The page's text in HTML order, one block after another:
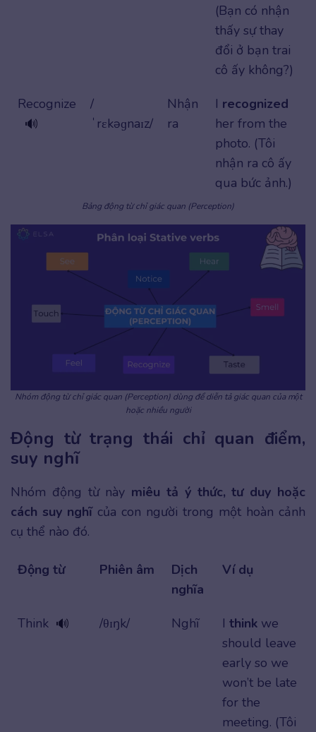
(Bạn có nhận
thấy sự thay
đổi ở bạn trai
cô ấy không?)
Recognize
🔊
/
ˈrɛkəɡnaɪz/
Nhận
ra
I recognized
her from the
photo. (Tôi
nhận ra cô ấy
qua bức ảnh.)
Bảng động từ chỉ giác quan (Perception)
Nhóm động từ chỉ giác quan (Perception) dùng để diễn tả giác quan của một
hoặc nhiều người
Động từ trạng thái chỉ quan điểm,
suy nghĩ
Nhóm động từ này miêu tả ý thức, tư duy hoặc
cách suy nghĩcủa con người trong một hoàn cảnh
cụ thể nào đó.
Động từ Phiên âm
Dịch
nghĩa
Ví dụ
Think 🔊 /θɪŋk/ Nghĩ I think we
should leave
early so we
won’t be late
for the
meeting. (Tôi